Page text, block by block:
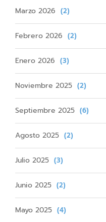
Marzo 2026 (2)
Febrero 2026 (2)
Enero 2026 (3)
Noviembre 2025 (2)
Septiembre 2025 (6)
Agosto 2025 (2)
Julio 2025 (3)
Junio 2025 (2)
Mayo 2025 (4)